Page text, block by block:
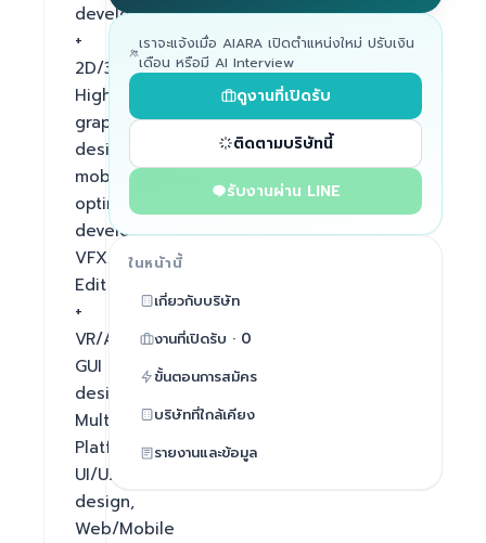
develop
+
2D/3D
High
graphic
design
mobile
optimization
develop,
VFX/CG
Edit
+
VR/AR
GUI
design,
Multi-
Platform
UI/UX
design,
Web/Mobile
เราจะแจ้งเมื่อ AIARA เปิดตำแหน่งใหม่ ปรับเงิน
เดือน หรือมี AI Interview
ดูงานที่เปิดรับ
ติดตามบริษัทนี้
รับงานผ่าน LINE
ในหน้านี้
เกี่ยวกับบริษัท
งานที่เปิดรับ · 0
ขั้นตอนการสมัคร
บริษัทที่ใกล้เคียง
รายงานและข้อมูล